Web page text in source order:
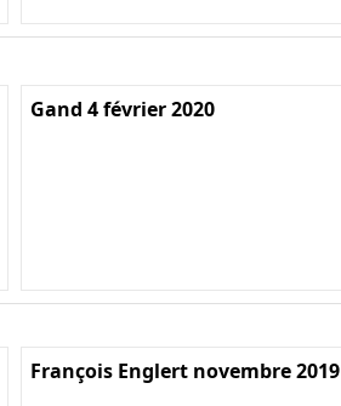
Gand 4 février 2020
François Englert novembre 2019